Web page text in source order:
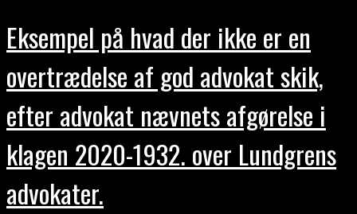
Eksempel på hvad der ikke er en
overtrædelse af god advokat skik,
efter advokat nævnets afgørelse i
klagen 2020-1932. over Lundgrens
advokater.